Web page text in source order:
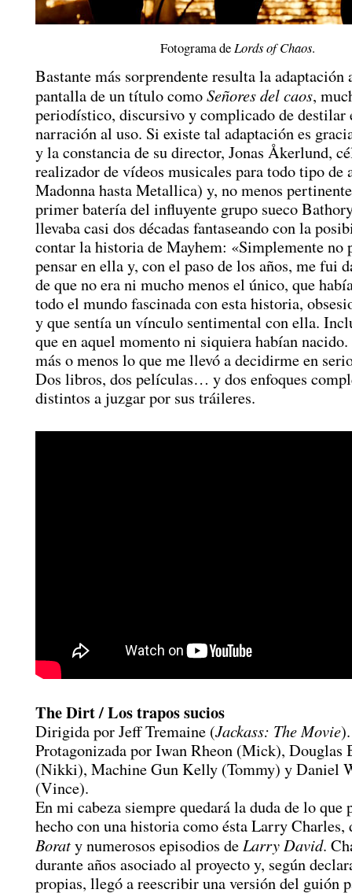
Fotograma de Lords of Chaos.
Bastante más sorprendente resulta la adaptación
pantalla de un título comoSeñores del caos,
periodístico, discursivo y complicado de destilar
narración al uso. Si existe tal adaptación es
y la constancia de su director, Jonas Åkerlund,
realizador de vídeos musicales para todo tipo de
Madonna hasta Metallica) y, no menos
primer batería del influyente grupo sueco
llevaba casi dos décadas fantaseando con la
contar la historia de Mayhem: «Simplemente no
pensar en ella y, con el paso de los años, me fui
de que no era ni mucho menos el único, que
todo el mundo fascinada con esta historia,
y que sentía un vínculo sentimental con ella.
que en aquel momento ni siquiera habían
más o menos lo que me llevó a decidirme en
Dos libros, dos películas… y dos enfoques
distintos a juzgar por sus tráileres.
The Dirt / Los trapos sucios
Dirigida por Jeff Tremaine (Jackass: The Movie).
Protagonizada por Iwan Rheon (Mick), Douglas
(Nikki), Machine Gun Kelly (Tommy) y Daniel
(Vince).
En mi cabeza siempre quedará la duda de lo que
hecho con una historia como ésta Larry Charles,
Boraty numerosos episodios de Larry David.
durante años asociado al proyecto y, según
propias, llegó a reescribir una versión del guión